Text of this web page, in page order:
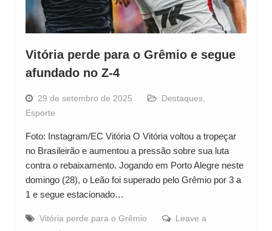
Vitória perde para o Grêmio e segue
afundado no Z-4
29 de setembro de 2025 Destaques,
Esporte
Foto: Instagram/EC Vitória O Vitória voltou a tropeçar
no Brasileirão e aumentou a pressão sobre sua luta
contra o rebaixamento. Jogando em Porto Alegre neste
domingo (28), o Leão foi superado pelo Grêmio por 3 a
1 e segue estacionado…
Vitória perde para o Grêmio
Leave a